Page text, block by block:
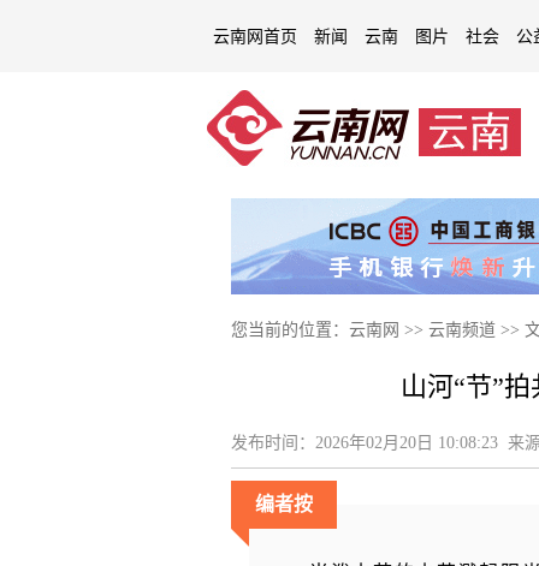
云南网首页 新闻 云南 图片 社会 公
您当前的位置： 云南网 >> 云南频道 >>
山河“节”
发布时间： 2026年02月20日 10:08:23 来
编者按